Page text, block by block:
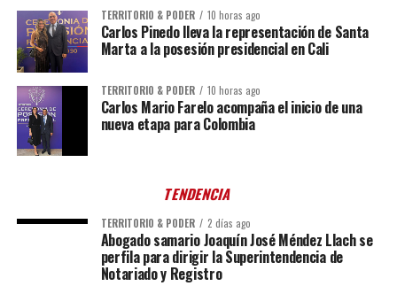
TERRITORIO & PODER 10 horas ago
Carlos Pinedo lleva la representación de Santa
Marta a la posesión presidencial en Cali
TERRITORIO & PODER 10 horas ago
Carlos Mario Farelo acompaña el inicio de una
nueva etapa para Colombia
TENDENCIA
TERRITORIO & PODER 2 días ago
Abogado samario Joaquín José Méndez Llach se
perfila para dirigir la Superintendencia de
Notariado y Registro